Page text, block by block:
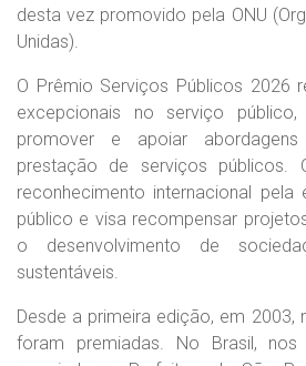
desta vez promovido pela ONU
Unidas).
O Prêmio Serviços Públicos 2026
excepcionais no serviço
promover e apoiar
prestação de serviços
reconhecimento internacional pela
público e visa recompensar
o desenvolvimento de
sustentáveis.
Desde a primeira edição, em 2003,
foram premiadas. No Brasil,